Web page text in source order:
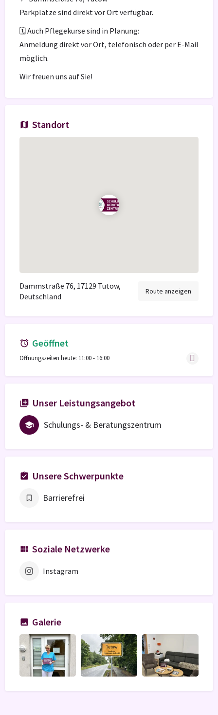
Parkplätze sind direkt vor Ort verfügbar.
🗓️ Auch Pflegekurse sind in Planung:
Anmeldung direkt vor Ort, telefonisch oder per E-Mail
möglich.
Wir freuen uns auf Sie!
Standort
Dammstraße 76, 17129 Tutow,
Deutschland
Route anzeigen
Geöffnet
Öffnungszeiten heute: 11:00 - 16:00
Unser Leistungsangebot
Schulungs- & Beratungszentrum
Unsere Schwerpunkte
Barrierefrei
Soziale Netzwerke
Instagram
Galerie